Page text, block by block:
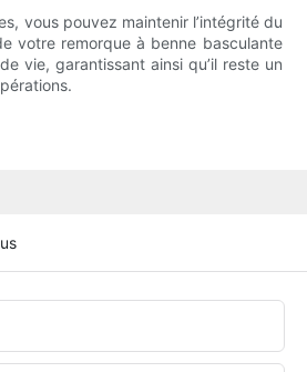
vous pouvez maintenir l’intégrité du
votre remorque à benne basculante
vie, garantissant ainsi qu’il reste un